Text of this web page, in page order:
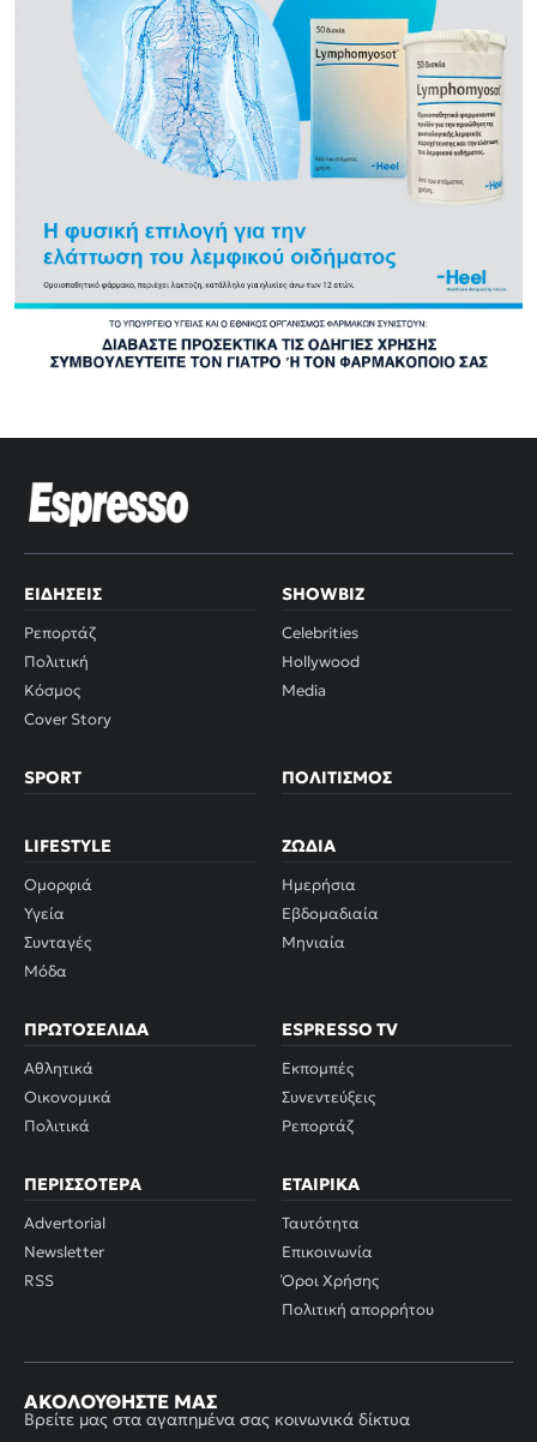
ΕΙΔΉΣΕΙΣ
Ρεπορτάζ
Πολιτική
Κόσμος
Cover Story
SHOWBIZ
Celebrities
Hollywood
Media
SPORT ΠΟΛΙΤΙΣΜΌΣ
LIFESTYLE
Ομορφιά
Υγεία
Συνταγές
Μόδα
ΖΏΔΙΑ
Ημερήσια
Εβδομαδιαία
Μηνιαία
ΠΡΩΤΟΣΈΛΙΔΑ
Αθλητικά
Οικονομικά
Πολιτικά
ESPRESSO TV
Εκπομπές
Συνεντεύξεις
Ρεπορτάζ
ΠΕΡΙΣΣΌΤΕΡΑ
Advertorial
Newsletter
RSS
ΕΤΑΙΡΙΚΆ
Ταυτότητα
Επικοινωνία
Όροι Χρήσης
Πολιτική απορρήτου
ΑΚΟΛΟΥΘΉΣΤΕ ΜΑΣ
Βρείτε μας στα αγαπημένα σας κοινωνικά δίκτυα